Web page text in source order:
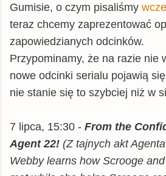
Gumisie, o czym pisaliśmy
teraz chcemy zaprezentować
zapowiedzianych odcinków.
Przypominamy, że na razie nie
nowe odcinki serialu pojawią
nie stanie się to szybciej niż w
7 lipca, 15:30 - From the
Agent 22! (Z tajnych akt
Webby learns how Scrooge